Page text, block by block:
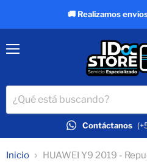
🚚 Realizamos
Contáctanos
Inicio HUAWEI Y9 2019 -